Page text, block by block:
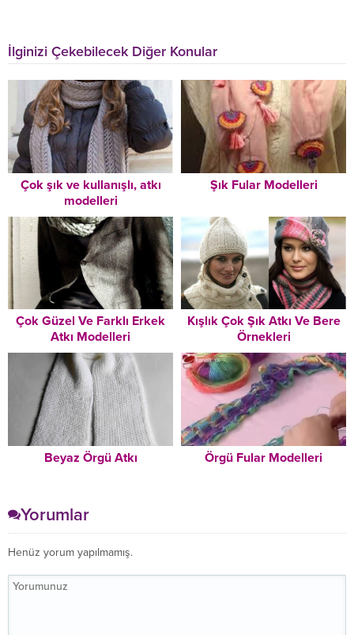
İlginizi Çekebilecek Diğer Konular
Çok şık ve kullanışlı, atkı
modelleri
Şık Fular Modelleri
Çok Güzel Ve Farklı Erkek
Atkı Modelleri
Kışlık Çok Şık Atkı Ve Bere
Örnekleri
Beyaz Örgü Atkı Örgü Fular Modelleri
Yorumlar
Henüz yorum yapılmamış.